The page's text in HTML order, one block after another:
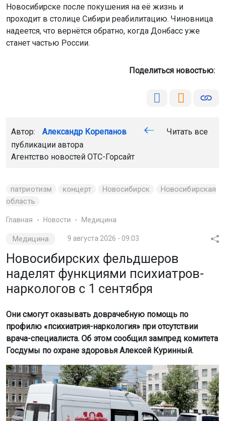
Новосибирске после покушения на её жизнь и
проходит в столице Сибири реабилитацию. Чиновница
надеется, что вернётся обратно, когда Донбасс уже
станет частью России.
Поделиться новостью:
Автор: Александр Корепанов
Читать все
публикации автора
Агентство новостей ОТС-Горсайт
патриотизм концерт Новосибирск
Новосибирская
область
Главная Новости Медицина
Медицина 9 августа 2026 - 09:03
Новосибирских фельдшеров
наделят функциями психиатров-
наркологов с 1 сентября
Они смогут оказывать доврачебную помощь по
профилю «психиатрия-наркология» при отсутствии
врача-специалиста. Об этом сообщил зампред комитета
Госдумы по охране здоровья Алексей Куринный.